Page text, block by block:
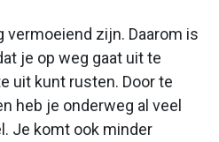
vermoeiend zijn. Daarom is
je op weg gaat uit te
uit kunt rusten. Door te
heb je onderweg al veel
Je komt ook minder